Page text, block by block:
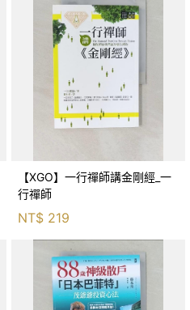
【XGO】一行禪師講金剛經_一
行禪師
NT$ 219